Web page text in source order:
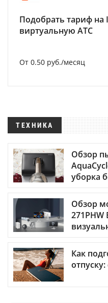
Подобрать тариф на
виртуальную АТС
От 0.50 руб./месяц
ТЕХНИКА
Обзор
уборка
Обзор
271PHW
Как